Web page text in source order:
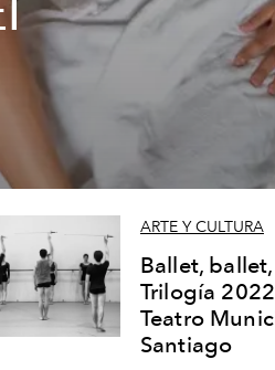
ARTE Y CULTURA
Ballet,
Trilogía
Teatro
Santiago